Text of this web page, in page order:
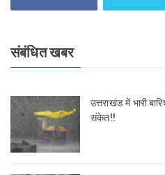
संबंधित खबर
उत्तराखंड में भारी
संकेत!!